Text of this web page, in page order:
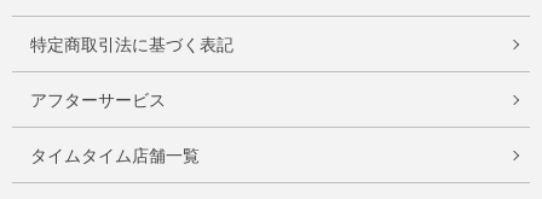
特定商取引法に基づく表記
アフターサービス
タイムタイム店舗一覧